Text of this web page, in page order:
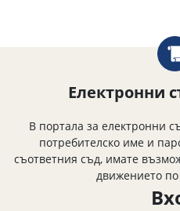
Електронни
В портала за електронни
потребителско име и
съответния съд, имате
движението